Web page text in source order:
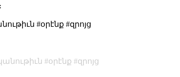
#օրէնք #զրոյց
օրէնք
զրոյց